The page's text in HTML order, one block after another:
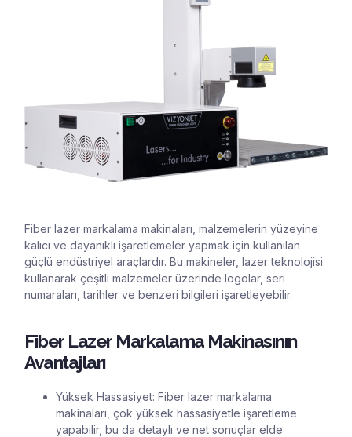
Fiber lazer markalama makinaları, malzemelerin yüzeyine
kalıcı ve dayanıklı işaretlemeler yapmak için kullanılan
güçlü endüstriyel araçlardır. Bu makineler, lazer teknolojisi
kullanarak çeşitli malzemeler üzerinde logolar, seri
numaraları, tarihler ve benzeri bilgileri işaretleyebilir.
Fiber Lazer Markalama Makinasının
Avantajları
Yüksek Hassasiyet: Fiber lazer markalama
makinaları, çok yüksek hassasiyetle işaretleme
yapabilir, bu da detaylı ve net sonuçlar elde